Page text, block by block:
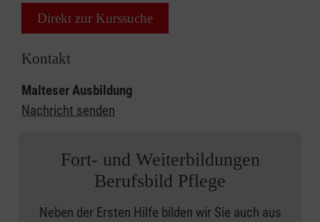
Direkt zur Kurssuche
Kontakt
Malteser Ausbildung
Nachricht senden
Fort- und Weiterbildungen
Berufsbild Pflege
Neben der Ersten Hilfe bilden wir Sie auch aus